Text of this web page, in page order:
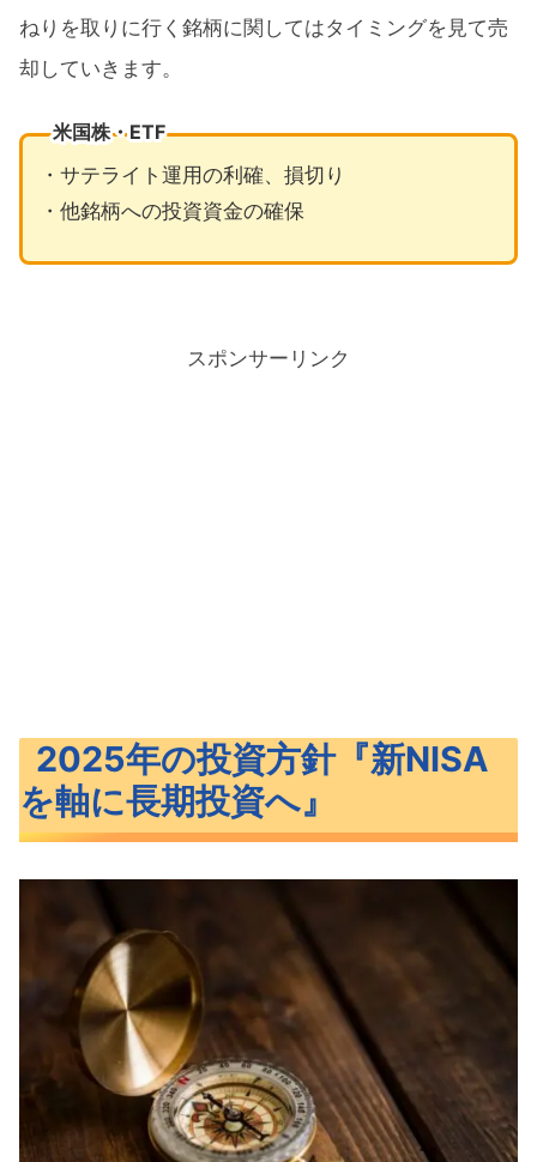
ねりを取りに行く銘柄に関してはタイミングを見て売
却していきます。
米国株・ETF
・サテライト運用の利確、損切り
・他銘柄への投資資金の確保
スポンサーリンク
2025年の投資方針『新NISA
を軸に長期投資へ』